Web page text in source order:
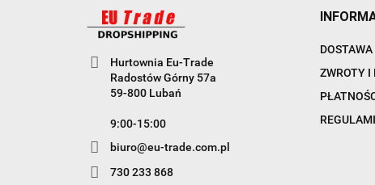
Hurtownia Eu-Trade
Radostów Górny 57a
59-800 Lubań
9:00-15:00
biuro@eu-trade.com.pl
730 233 868
DOSTAWA
ZWROTY I